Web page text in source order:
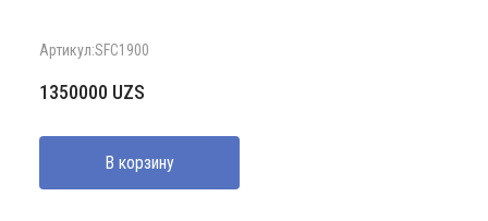
Артикул:SFC1900
1350000 UZS
В корзину